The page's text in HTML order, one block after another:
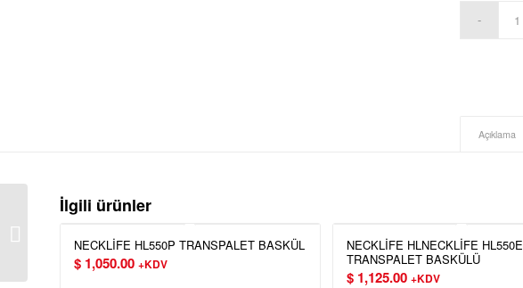
Açıklama
İlgili ürünler
NECKLİFE HL550P TRANSPALET BASKÜL
$ 1,050.00 +KDV
NECKLİFE HLNECKLİFE HL550E
TRANSPALET BASKÜLÜ
$1,125.00 +KDV
Serisi 30KG